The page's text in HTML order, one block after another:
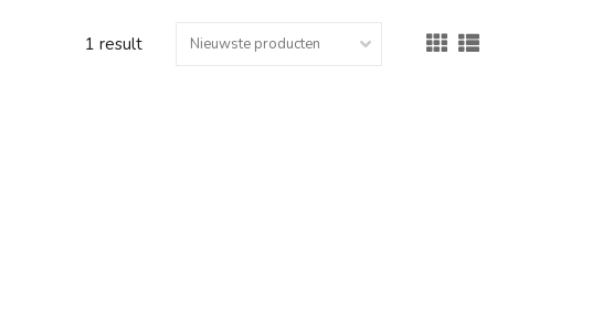
1 result